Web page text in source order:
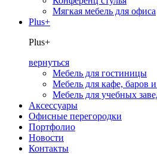
Мягкая мебель для офиса
Plus+
Plus+
вернуться
Мебель для гостиницы
Мебель для кафе, баров
Мебель для учебных
Аксессуары
Офисные перегородки
Портфолио
Новости
Контакты